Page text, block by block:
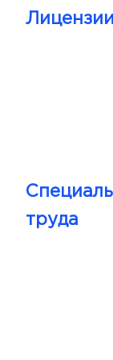
Лицензии
труда